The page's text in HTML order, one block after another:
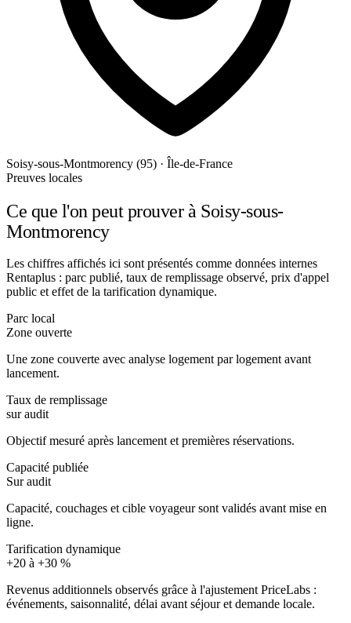
Soisy-sous-Montmorency (95) · Île-de-France
Preuves locales
Ce que l'on peut prouver à Soisy-sous-
Montmorency
Les chiffres affichés ici sont présentés comme données internes
Rentaplus : parc publié, taux de remplissage observé, prix d'appel
public et effet de la tarification dynamique.
Parc local
Zone ouverte
Une zone couverte avec analyse logement par logement avant
lancement.
Taux de remplissage
sur audit
Objectif mesuré après lancement et premières réservations.
Capacité publiée
Sur audit
Capacité, couchages et cible voyageur sont validés avant mise en
ligne.
Tarification dynamique
+20 à +30 %
Revenus additionnels observés grâce à l'ajustement PriceLabs :
événements, saisonnalité, délai avant séjour et demande locale.